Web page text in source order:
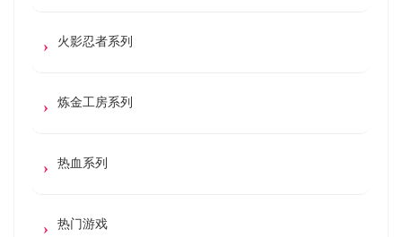
火影忍者系列
炼金工房系列
热血系列
热门游戏